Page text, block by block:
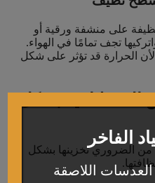
على منشفة ورقية أو
تجف تمامًا في الهواء.
الحرارة قد تؤثر على شكل
من الضروري تخزينها بشكل
الفاخر
اللاصقة